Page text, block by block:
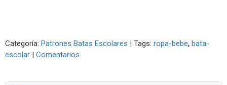
Categoría: Patrones Batas Escolares | Tags: ropa-bebe bata-
escolar | Comentarios